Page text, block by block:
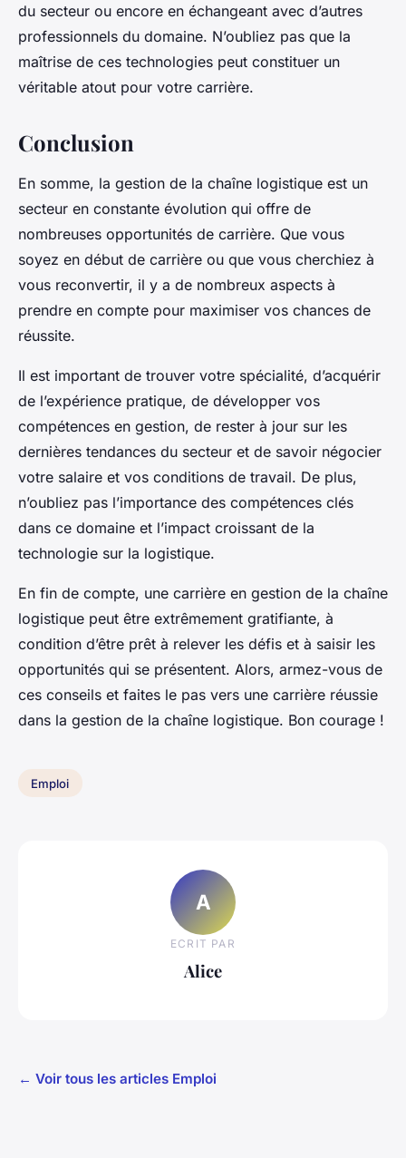
du secteur ou encore en échangeant avec d’autres
professionnels du domaine. N’oubliez pas que la
maîtrise de ces technologies peut constituer un
véritable atout pour votre carrière.
Conclusion
En somme, la gestion de la chaîne logistique est un
secteur en constante évolution qui offre de
nombreuses opportunités de carrière. Que vous
soyez en début de carrière ou que vous cherchiez à
vous reconvertir, il y a de nombreux aspects à
prendre en compte pour maximiser vos chances de
réussite.
Il est important de trouver votre spécialité, d’acquérir
de l’expérience pratique, de développer vos
compétences en gestion, de rester à jour sur les
dernières tendances du secteur et de savoir négocier
votre salaire et vos conditions de travail. De plus,
n’oubliez pas l’importance des compétences clés
dans ce domaine et l’impact croissant de la
technologie sur la logistique.
En fin de compte, une carrière en gestion de la chaîne
logistique peut être extrêmement gratifiante, à
condition d’être prêt à relever les défis et à saisir les
opportunités qui se présentent. Alors, armez-vous de
ces conseils et faites le pas vers une carrière réussie
dans la gestion de la chaîne logistique. Bon courage !
Emploi
A
ECRIT PAR
Alice
← Voir tous les articles Emploi